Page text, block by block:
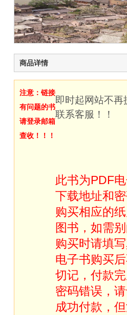
商品详情
注意：链接
有问题的书
请登录邮箱
查收！！！
即时起网站不
联系客服！！
此书为PDF
下载地址和
购买相应的
图书，如需
购买时请填
电子书购买
切记，付款
密码错误，
成功付款，